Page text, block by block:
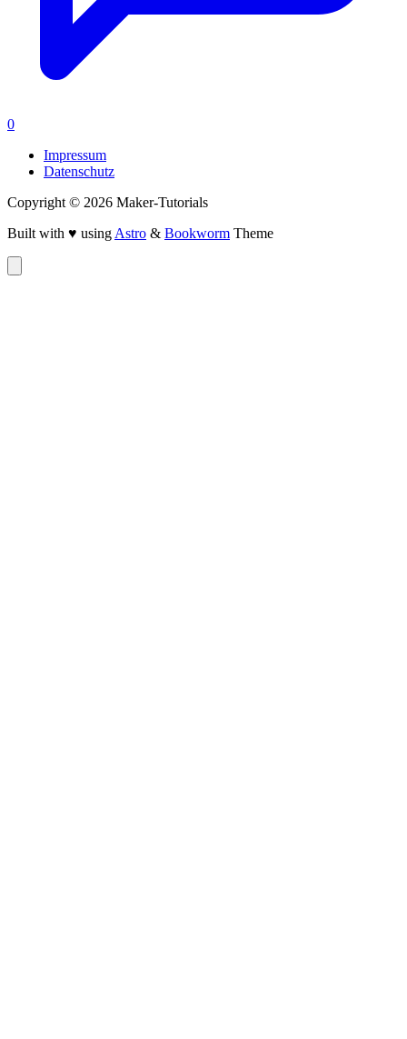
0
Impressum
Datenschutz
Copyright © 2026 Maker-Tutorials
Built with ♥ using Astro & Bookworm Theme